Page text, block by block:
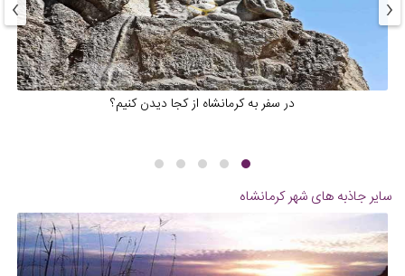
در سفر به کرمانشاه از کجا دیدن کنیم؟
‹
›
سایر جاذبه های شهرکرمانشاه